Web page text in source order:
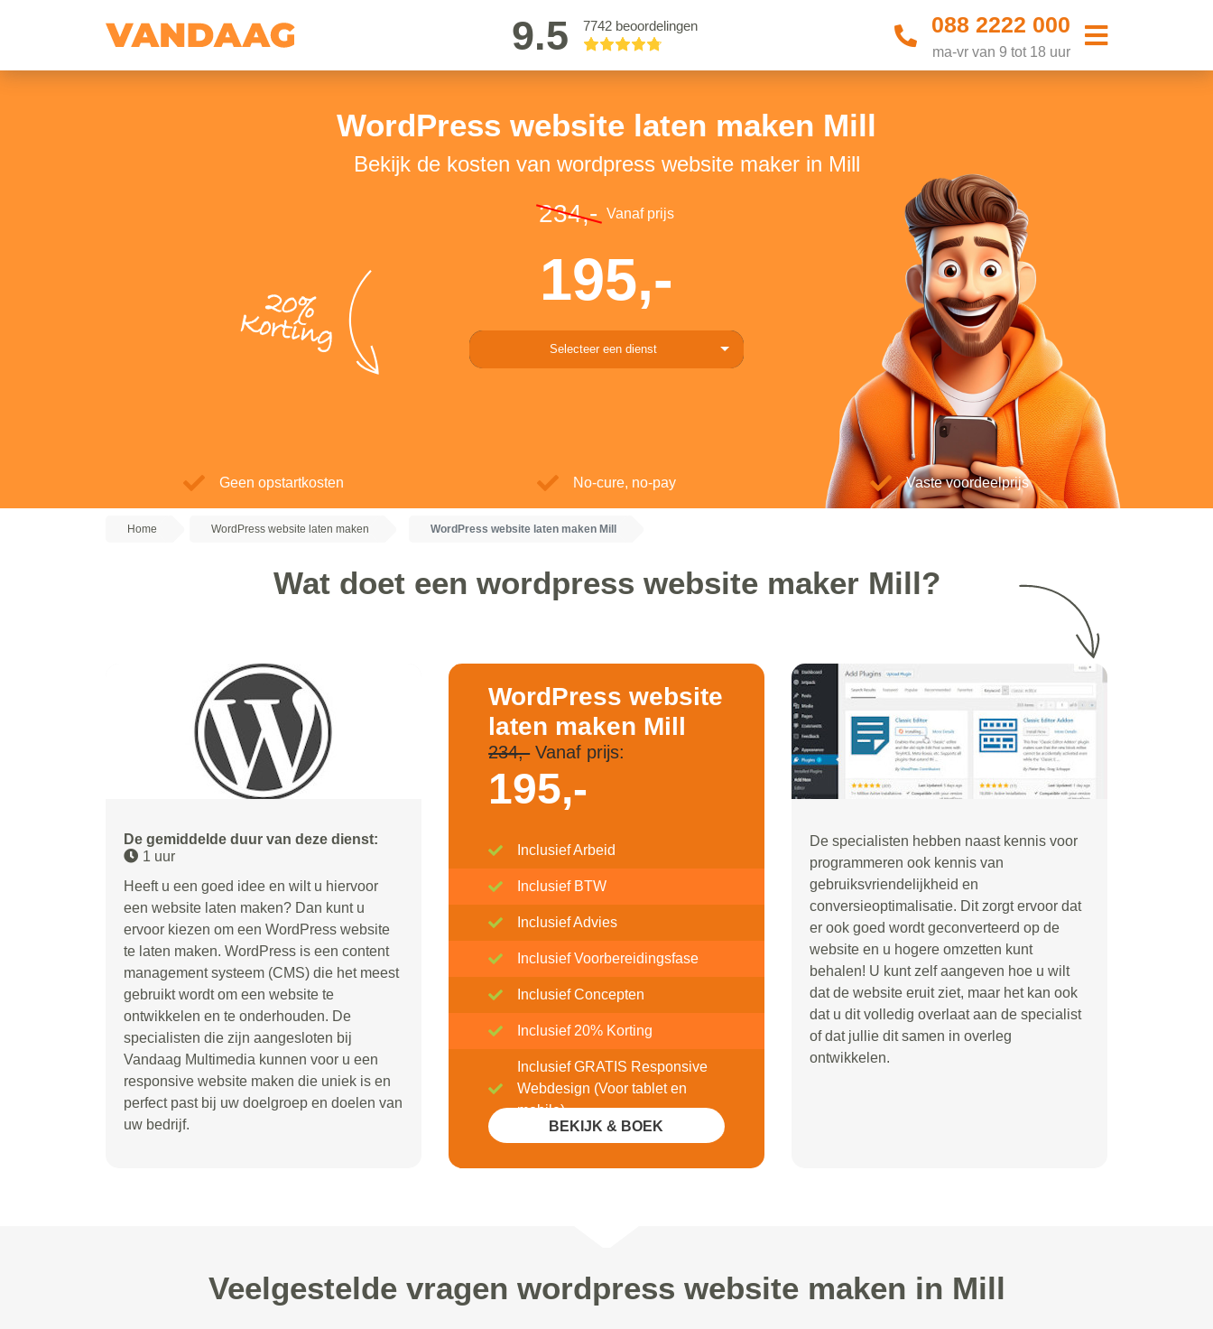
9.5 7742 beoordelingen 088 2222 000
ma-vr van 9 tot 18 uur
WordPress website laten maken Mill
Bekijk de kosten van wordpress website maker in Mill
20%
Korting
234,- Vanaf prijs
195,-
Selecteer een dienst
Geen opstartkosten No-cure, no-pay Vaste voordeelprijs
Home WordPress website laten maken WordPress website laten maken Mill
Wat doet een wordpress website maker Mill?
De gemiddelde duur van deze dienst:
1 uur
Heeft u een goed idee en wilt u hiervoor
een website laten maken? Dan kunt u
ervoor kiezen om een WordPress website
te laten maken. WordPress is een content
management systeem (CMS) die het meest
gebruikt wordt om een website te
ontwikkelen en te onderhouden. De
specialisten die zijn aangesloten bij
Vandaag Multimedia kunnen voor u een
responsive website maken die uniek is en
perfect past bij uw doelgroep en doelen van
uw bedrijf.
WordPress website
laten maken Mill
234,-Vanaf prijs:
195,-
Inclusief Arbeid
Inclusief BTW
Inclusief Advies
Inclusief Voorbereidingsfase
Inclusief Concepten
Inclusief 20% Korting
Inclusief GRATIS Responsive
Webdesign (Voor tablet en
mobile)
BEKIJK & BOEK
De specialisten hebben naast kennis voor
programmeren ook kennis van
gebruiksvriendelijkheid en
conversieoptimalisatie. Dit zorgt ervoor dat
er ook goed wordt geconverteerd op de
website en u hogere omzetten kunt
behalen! U kunt zelf aangeven hoe u wilt
dat de website eruit ziet, maar het kan ook
dat u dit volledig overlaat aan de specialist
of dat jullie dit samen in overleg
ontwikkelen.
Veelgestelde vragen wordpress website maken in Mill